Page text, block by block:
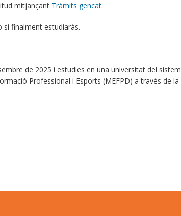
mitjançant Tràmits gencat.
si finalment estudiaràs.
de 2025 i estudies en una universitat del
Professional i Esports (MEFPD) a través de la